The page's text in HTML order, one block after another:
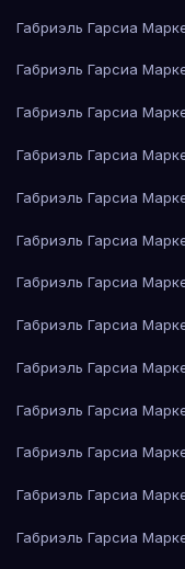
Габриэль Гарсиа
Габриэль Гарсиа
Габриэль Гарсиа
Габриэль Гарсиа
Габриэль Гарсиа
Габриэль Гарсиа
Габриэль Гарсиа
Габриэль Гарсиа
Габриэль Гарсиа
Габриэль Гарсиа
Габриэль Гарсиа
Габриэль Гарсиа
Габриэль Гарсиа